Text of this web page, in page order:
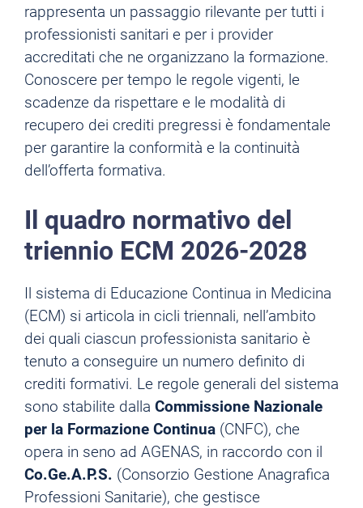
rappresenta un passaggio rilevante per tutti i
professionisti sanitari e per i provider
accreditati che ne organizzano la formazione.
Conoscere per tempo le regole vigenti, le
scadenze da rispettare e le modalità di
recupero dei crediti pregressi è fondamentale
per garantire la conformità e la continuità
dell’offerta formativa.
Il quadro normativo del
triennio ECM 2026-2028
Il sistema di Educazione Continua in Medicina
(ECM) si articola in cicli triennali, nell’ambito
dei quali ciascun professionista sanitario è
tenuto a conseguire un numero definito di
crediti formativi. Le regole generali del sistema
sono stabilite dalla Commissione Nazionale
per la Formazione Continua (CNFC), che
opera in seno ad AGENAS, in raccordo con il
Co.Ge.A.P.S. (Consorzio Gestione Anagrafica
Professioni Sanitarie), che gestisce